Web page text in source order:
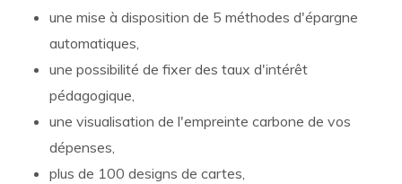
une mise à disposition de 5 méthodes d'épargne
automatiques,
une possibilité de fixer des taux d'intérêt
pédagogique,
une visualisation de l'empreinte carbone de vos
dépenses,
plus de 100 designs de cartes,